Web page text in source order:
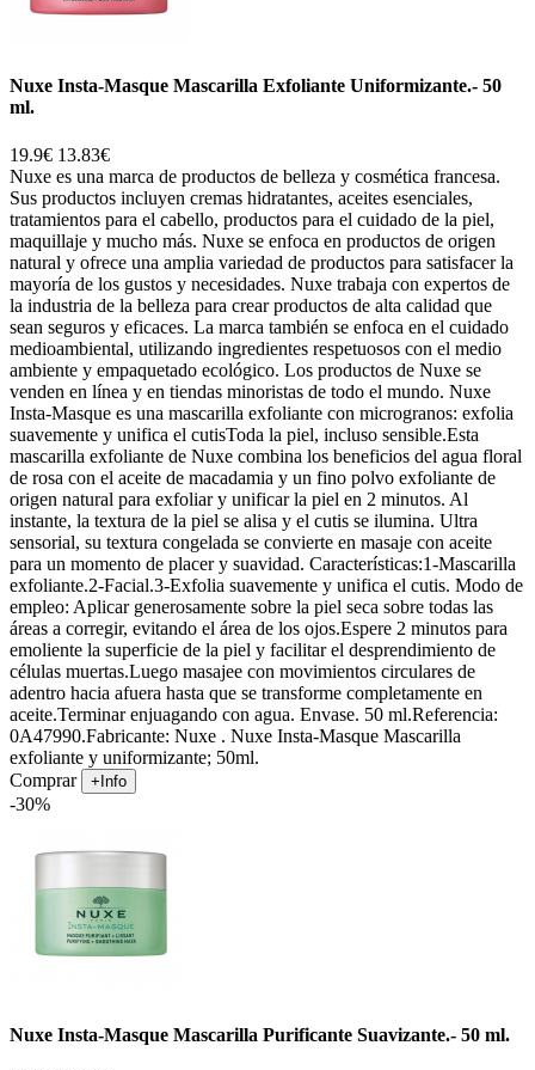
Nuxe Insta-Masque Mascarilla Exfoliante Uniformizante.- 50
ml.
19.9€ 13.83€
Nuxe es una marca de productos de belleza y cosmética francesa.
Sus productos incluyen cremas hidratantes, aceites esenciales,
tratamientos para el cabello, productos para el cuidado de la piel,
maquillaje y mucho más. Nuxe se enfoca en productos de origen
natural y ofrece una amplia variedad de productos para satisfacer la
mayoría de los gustos y necesidades. Nuxe trabaja con expertos de
la industria de la belleza para crear productos de alta calidad que
sean seguros y eficaces. La marca también se enfoca en el cuidado
medioambiental, utilizando ingredientes respetuosos con el medio
ambiente y empaquetado ecológico. Los productos de Nuxe se
venden en línea y en tiendas minoristas de todo el mundo. Nuxe
Insta-Masque es una mascarilla exfoliante con microgranos: exfolia
suavemente y unifica el cutisToda la piel, incluso sensible.Esta
mascarilla exfoliante de Nuxe combina los beneficios del agua floral
de rosa con el aceite de macadamia y un fino polvo exfoliante de
origen natural para exfoliar y unificar la piel en 2 minutos. Al
instante, la textura de la piel se alisa y el cutis se ilumina. Ultra
sensorial, su textura congelada se convierte en masaje con aceite
para un momento de placer y suavidad. Características:1-Mascarilla
exfoliante.2-Facial.3-Exfolia suavemente y unifica el cutis. Modo de
empleo: Aplicar generosamente sobre la piel seca sobre todas las
áreas a corregir, evitando el área de los ojos.Espere 2 minutos para
emoliente la superficie de la piel y facilitar el desprendimiento de
células muertas.Luego masajee con movimientos circulares de
adentro hacia afuera hasta que se transforme completamente en
aceite.Terminar enjuagando con agua. Envase. 50 ml.Referencia:
0A47990.Fabricante: Nuxe . Nuxe Insta-Masque Mascarilla
exfoliante y uniformizante; 50ml.
Comprar
+Info
-30%
Nuxe Insta-Masque Mascarilla Purificante Suavizante.- 50 ml.